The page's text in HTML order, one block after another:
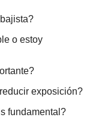
o estoy
exposición?
fundamental?